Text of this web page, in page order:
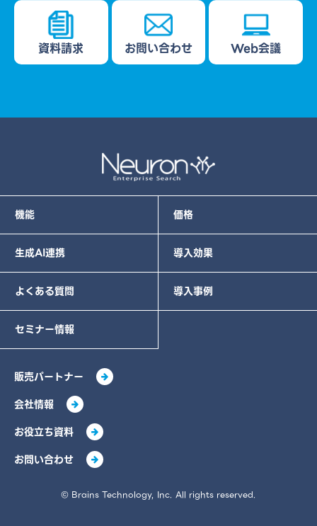
資料請求 お問い合わせ Web会議
© Brains Technology, Inc. All rights reserved.
機能 価格
生成AI連携 導入効果
よくある質問 導入事例
セミナー情報
販売パートナー
会社情報
お役立ち資料
お問い合わせ